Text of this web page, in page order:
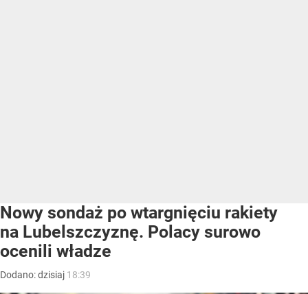
Nowy sondaż po wtargnięciu rakiety
na Lubelszczyznę. Polacy surowo
ocenili władze
Dodano:dzisiaj 18:39